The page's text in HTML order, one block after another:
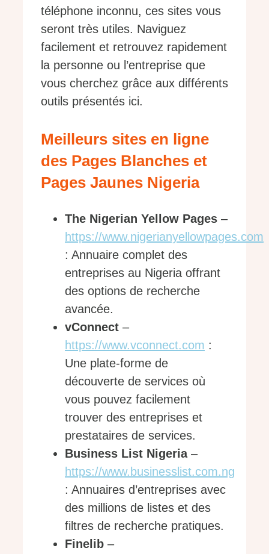
téléphone inconnu, ces sites vous
seront très utiles. Naviguez
facilement et retrouvez rapidement
la personne ou l’entreprise que
vous cherchez grâce aux différents
outils présentés ici.
Meilleurs sites en ligne
des Pages Blanches et
Pages Jaunes Nigeria
The Nigerian Yellow Pages –
https://www.nigerianyellowpages.com
: Annuaire complet des
entreprises au Nigeria offrant
des options de recherche
avancée.
vConnect –
https://www.vconnect.com :
Une plate-forme de
découverte de services où
vous pouvez facilement
trouver des entreprises et
prestataires de services.
Business List Nigeria–
https://www.businesslist.com.ng
: Annuaires d’entreprises avec
des millions de listes et des
filtres de recherche pratiques.
Finelib –